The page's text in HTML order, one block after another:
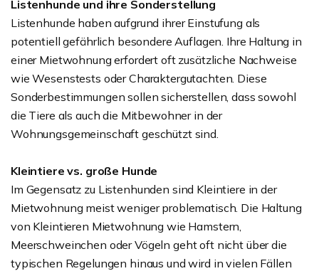
Listenhunde und ihre Sonderstellung
Listenhunde haben aufgrund ihrer Einstufung als
potentiell gefährlich besondere Auflagen. Ihre Haltung in
einer Mietwohnung erfordert oft zusätzliche Nachweise
wie Wesenstests oder Charaktergutachten. Diese
Sonderbestimmungen sollen sicherstellen, dass sowohl
die Tiere als auch die Mitbewohner in der
Wohnungsgemeinschaft geschützt sind.
Kleintiere vs. große Hunde
Im Gegensatz zu Listenhunden sind Kleintiere in der
Mietwohnung meist weniger problematisch. Die Haltung
von Kleintieren Mietwohnung wie Hamstern,
Meerschweinchen oder Vögeln geht oft nicht über die
typischen Regelungen hinaus und wird in vielen Fällen